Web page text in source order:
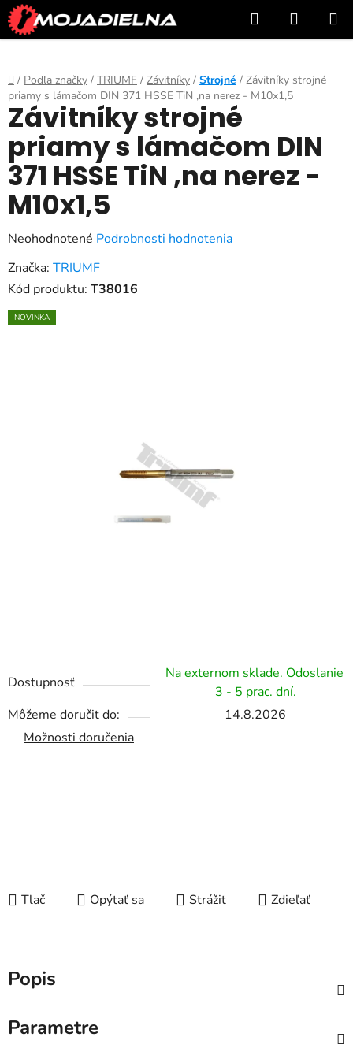
Prejsť
na
obsah
Hľadať
KOŠÍK
Domov
/ Podľa značky / TRIUMF / Závitníky / Strojné / Závitníky strojné
priamy s lámačom DIN 371 HSSE TiN ,na nerez - M10x1,5
Dostupnosť
Na externom sklade. Odoslanie
3 - 5 prac. dní.
Môžeme doručiť do:
14.8.2026
Možnosti doručenia
Tlač Opýtať sa Strážiť Zdieľať
Závitníky strojné
priamy s lámačom DIN
371 HSSE TiN ,na nerez -
M10x1,5
Priemerné
hodnotenie
produktu
0,0
Neohodnotené Podrobnosti hodnotenia
Značka: TRIUMF
Kód produktu: T38016
NOVINKA
Popis
Parametre